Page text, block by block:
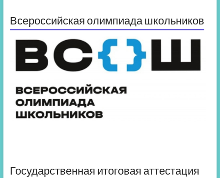
Всероссийская олимпиада школьников
Государственная итоговая аттестация